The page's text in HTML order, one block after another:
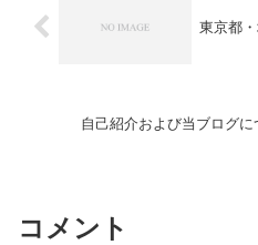
東京都
自己紹介および当ブログに
コメント